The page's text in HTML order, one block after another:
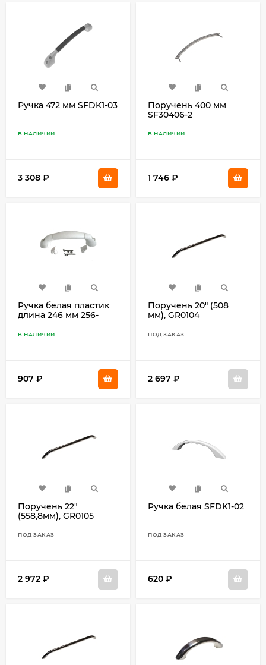
Ручка 472 мм SFDK1-03
В НАЛИЧИИ
3 308 ₽
Поручень 400 мм
SF30406-2
В НАЛИЧИИ
1 746 ₽
Ручка белая пластик
длина 246 мм 256-
В НАЛИЧИИ
907 ₽
Поручень 20" (508
мм), GR0104
ПОД ЗАКАЗ
2 697 ₽
Поручень 22"
(558,8мм), GR0105
ПОД ЗАКАЗ
2 972 ₽
Ручка белая SFDK1-02
ПОД ЗАКАЗ
620 ₽